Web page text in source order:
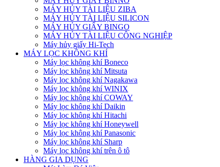
MÁY HỦY TÀI LIỆU ZIBA
MÁY HỦY TÀI LIỆU SILICON
MÁY HỦY GIẤY BINGO
MÁY HỦY TÀI LIỆU CÔNG NGHIỆP
Máy hủy giấy Hi-Tech
MÁY LỌC KHÔNG KHÍ
Máy lọc không khí Boneco
Máy lọc không khí Mitsuta
Máy lọc không khí Nagakawa
Máy lọc không khí WINIX
Máy lọc không khí COWAY
Máy lọc không khí Daikin
Máy lọc không khí Hitachi
Máy lọc không khí Honeywell
Máy lọc không khí Panasonic
Máy lọc không khí Sharp
Máy lọc không khí trên ô tô
HÀNG GIA DỤNG